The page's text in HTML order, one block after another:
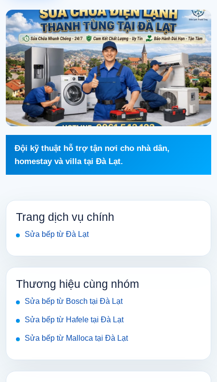
Đội kỹ thuật hỗ trợ tận nơi cho nhà dân,
homestay và villa tại Đà Lạt.
Trang dịch vụ chính
Sửa bếp từ Đà Lạt
Thương hiệu cùng nhóm
Sửa bếp từ Bosch tại Đà Lạt
Sửa bếp từ Hafele tại Đà Lạt
Sửa bếp từ Malloca tại Đà Lạt